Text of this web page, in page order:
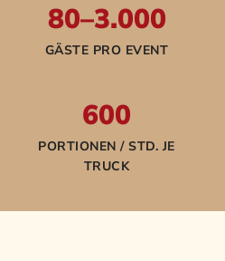
80–3.000
GÄSTE PRO EVENT
600
PORTIONEN / STD. JE
TRUCK